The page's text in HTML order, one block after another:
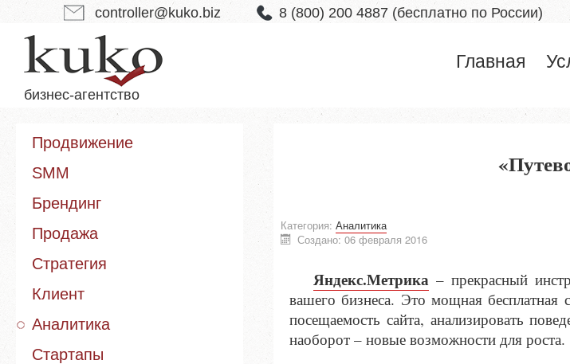
controller@kuko.biz 8 (800) 200 4887 (бесплатно по России)
бизнес-агентство
Главная
Продвижение
SMM
Брендинг
Продажа
Стратегия
Клиент
Аналитика
Стартапы
Категория:Аналитика
Создано: 06 февраля 2016
Яндекс.Метрика – прекрасный
вашего бизнеса. Это мощная бесплатная
посещаемость сайта, анализировать
наоборот – новые возможности для роста.